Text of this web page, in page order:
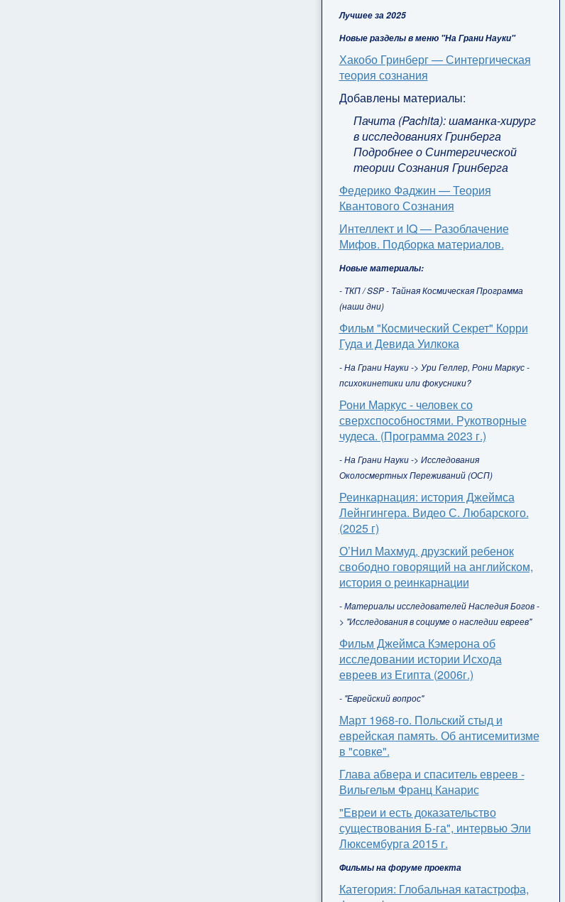
Лучшее за 2025
Новые разделы в меню "На Грани Науки"
Хакобо Гринберг — Синтергическая
теория сознания
Добавлены материалы:
Пачита (Pachita): шаманка-хирург
в исследованиях Гринберга
Подробнее о Синтергической
теории Сознания Гринберга
Федерико Фаджин — Теория
Квантового Сознания
Интеллект и IQ — Разоблачение
Мифов. Подборка материалов.
Новые материалы:
- ТКП / SSP - Тайная Космическая Программа
(наши дни)
Фильм "Космический Секрет" Корри
Гуда и Девида Уилкока
- На Грани Науки -> Ури Геллер, Рони Маркус -
психокинетики или фокусники?
Рони Маркус - человек со
сверхспособностями. Рукотворные
чудеса. (Программа 2023 г.)
- На Грани Науки -> Исследования
Околосмертных Переживаний (ОСП)
Реинкарнация: история Джеймса
Лейнгингера. Видео С. Любарского.
(2025 г)
О’Нил Махмуд, друзский ребенок
свободно говорящий на английском,
история о реинкарнации
- Материалы исследователей Наследия Богов -
> "Исследования в социуме о наследии евреев"
Фильм Джеймса Кэмерона об
исследовании истории Исхода
евреев из Египта (2006г.)
- "Еврейский вопрос"
Март 1968-го. Польский стыд и
еврейская память. Об антисемитизме
в "совке".
Глава абвера и спаситель евреев -
Вильгельм Франц Канарис
"Евреи и есть доказательство
существования Б-га", интервью Эли
Люксембурга 2015 г.
Фильмы на форуме проекта
Категория: Глобальная катастрофа,